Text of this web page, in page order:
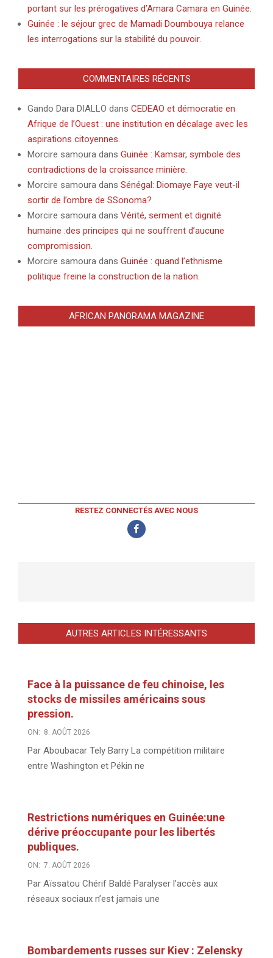
portant sur les prérogatives d’Amara Camara en Guinée.
Guinée : le séjour grec de Mamadi Doumbouya relance
les interrogations sur la stabilité du pouvoir.
COMMENTAIRES RÉCENTS
Gando Dara DIALLO dans CEDEAO et démocratie en
Afrique de l’Ouest : une institution en décalage avec les
aspirations citoyennes.
Morcire samoura dans Guinée : Kamsar, symbole des
contradictions de la croissance minière.
Morcire samoura dans Sénégal: Diomaye Faye veut-il
sortir de l’ombre de SSonoma?
Morcire samoura dans Vérité, serment et dignité
humaine :des principes qui ne souffrent d’aucune
compromission.
Morcire samoura dans Guinée : quand l’ethnisme
politique freine la construction de la nation.
AFRICAN PANORAMA MAGAZINE
RESTEZ CONNECTÉS AVEC NOUS
AUTRES ARTICLES INTÉRESSANTS
Face à la puissance de feu chinoise, les
stocks de missiles américains sous
pression.
ON: 8. AOÛT 2026
Par Aboubacar Tely Barry La compétition militaire
entre Washington et Pékin ne
Restrictions numériques en Guinée:une
dérive préoccupante pour les libertés
publiques.
ON: 7. AOÛT 2026
Par Aïssatou Chérif Baldé Paralyser l’accès aux
réseaux sociaux n’est jamais une
Bombardements russes sur Kiev : Zelensky